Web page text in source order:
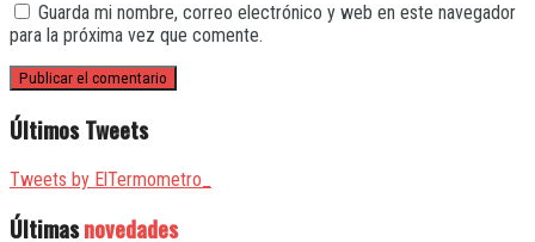
Guarda mi nombre, correo electrónico y web en este navegador
para la próxima vez que comente.
Últimos Tweets
Tweets by ElTermometro_
Últimasnovedades